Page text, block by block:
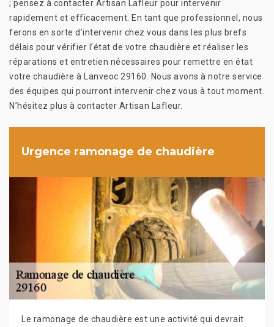
; pensez à contacter Artisan Lafleur pour intervenir
rapidement et efficacement. En tant que professionnel, nous
ferons en sorte d’intervenir chez vous dans les plus brefs
délais pour vérifier l’état de votre chaudière et réaliser les
réparations et entretien nécessaires pour remettre en état
votre chaudière à Lanveoc 29160. Nous avons à notre service
des équipes qui pourront intervenir chez vous à tout moment.
N’hésitez plus à contacter Artisan Lafleur.
Urgence ramonage de chaudière
Le ramonage de chaudière est une activité qui devrait